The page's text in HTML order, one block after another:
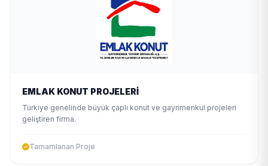
EMLAK KONUT PROJELERİ
Türkiye genelinde büyük çaplı konut ve gayrimenkul projeleri
geliştiren firma.
Tamamlanan Proje